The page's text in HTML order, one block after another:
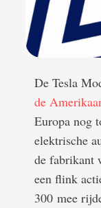
De Tesla
de
Europa nog
elektrische
de fabrikant
een flink
300 mee